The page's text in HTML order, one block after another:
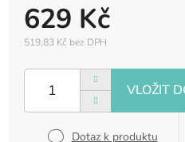
629 Kč
519,83 Kč bez DPH
cena:
Dotaz k produktu